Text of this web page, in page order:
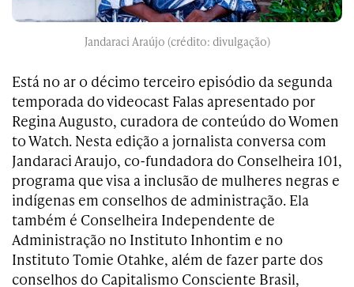
Jandaraci Araújo (crédito: divulgação)
Está no ar o décimo terceiro episódio da segunda
temporada do videocast Falas apresentado por
Regina Augusto, curadora de conteúdo do Women
to Watch. Nesta edição a jornalista conversa com
Jandaraci Araujo, co-fundadora do Conselheira 101,
programa que visa a inclusão de mulheres negras e
indígenas em conselhos de administração. Ela
também é Conselheira Independente de
Administração no Instituto Inhontim e no
Instituto Tomie Otahke, além de fazer parte dos
conselhos do Capitalismo Consciente Brasil,